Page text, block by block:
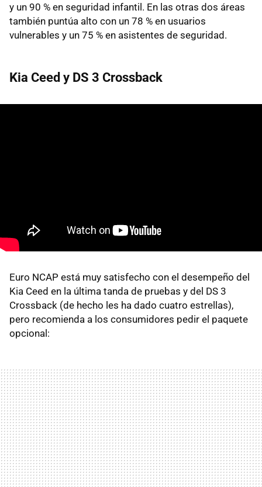
y un 90 % en seguridad infantil. En las otras dos áreas
también puntúa alto con un 78 % en usuarios
vulnerables y un 75 % en asistentes de seguridad.
Kia Ceed y DS 3 Crossback
Euro NCAP está muy satisfecho con el desempeño del
Kia Ceed en la última tanda de pruebas y del DS 3
Crossback (de hecho les ha dado cuatro estrellas),
pero recomienda a los consumidores pedir el paquete
opcional: